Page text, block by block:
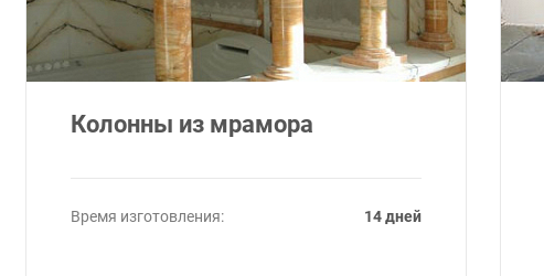
Колонны из мрамора
Время изготовления: 14 дней